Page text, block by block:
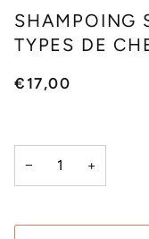
SHAMPOING
TYPES DE
€17,00
− +